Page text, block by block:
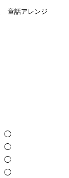
童話アレンジ
◯
◯
◯
◯